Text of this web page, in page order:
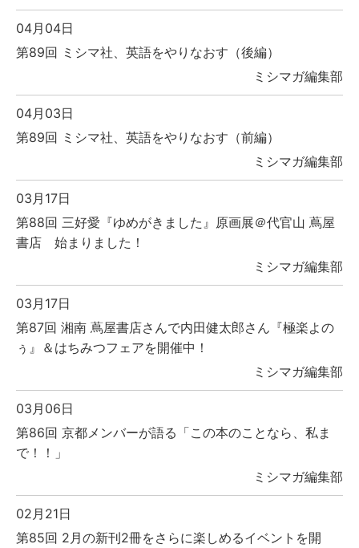
04月04日
第89回 ミシマ社、英語をやりなおす（後編）
ミシマガ編集部
04月03日
第89回 ミシマ社、英語をやりなおす（前編）
ミシマガ編集部
03月17日
第88回 三好愛『ゆめがきました』原画展＠代官山 蔦屋
書店 始まりました！
ミシマガ編集部
03月17日
第87回 湘南 蔦屋書店さんで内田健太郎さん『極楽よの
ぅ』＆はちみつフェアを開催中！
ミシマガ編集部
03月06日
第86回 京都メンバーが語る「この本のことなら、私ま
で！！」
ミシマガ編集部
02月21日
第85回 2月の新刊2冊をさらに楽しめるイベントを開